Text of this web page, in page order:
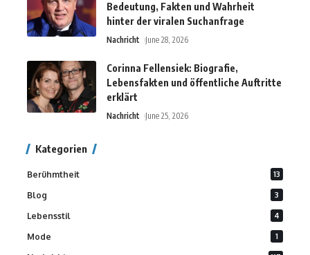
Bedeutung, Fakten und Wahrheit
hinter der viralen Suchanfrage
Nachricht June 28, 2026
Corinna Fellensiek: Biografie,
Lebensfakten und öffentliche Auftritte
erklärt
Nachricht June 25, 2026
Kategorien
Berühmtheit 13
Blog 3
Lebensstil 4
Mode 1